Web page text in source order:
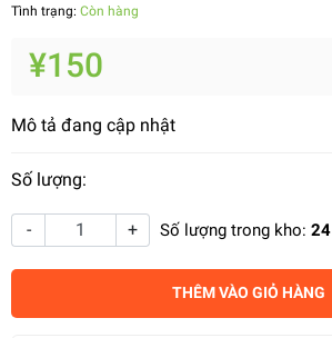
Tình trạng: Còn hàng
¥150
Mô tả đang cập nhật
Số lượng:
- + Số lượng trong kho: 24
THÊM VÀO GIỎ HÀNG